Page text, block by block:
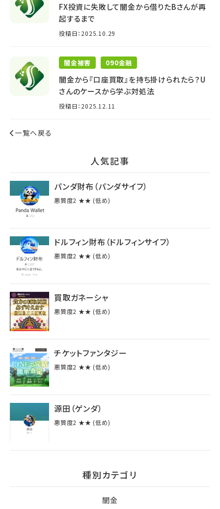
FX投資に失敗して闇金から借りたBさんが再
起するまで
投稿日：2025.10.29
闇金被害 090金融
闇金から『口座買取』を持ち掛けられたら？U
さんのケースから学ぶ対処法
投稿日：2025.12.11
一覧へ戻る
⼈気記事
パンダ財布（パンダサイフ）
悪質度2 ★★ (低め)
ドルフィン財布（ドルフィンサイフ）
悪質度2 ★★ (低め)
買取ガネーシャ
悪質度2 ★★ (低め)
チケットファンタジー
悪質度2 ★★ (低め)
源田（ゲンダ）
悪質度2 ★★ (低め)
種別カテゴリ
闇金